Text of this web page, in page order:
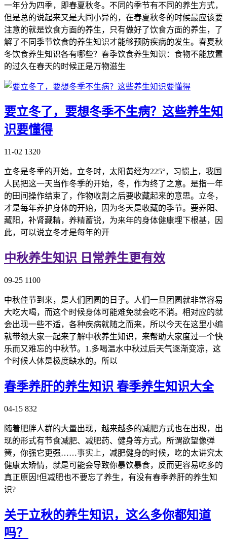
一年分为四季，即春夏秋冬。不同的季节有不同的养生方式，
但是总的说起来又是大同小异的，在春夏秋冬的时候最应该要
注意的就是饮食方面的养生，只有做好了饮食方面的养生，了
解了不同季节饮食的养生知识才能够预防疾病的发生。春夏秋
冬饮食养生知识各有哪些？春季饮食养生知识：食物不能放置
的过久在春天的时候正是万物滋生
要立冬了，要想冬季不生病？这些养生知
识要懂得
11-02 1320
立冬是冬季的开始，立冬时，太阳黄经为225°，习惯上，我国
人民把这一天当作冬季的开始，冬，作为终了之意。是指一年
的田间操作结束了，作物收割之后要收藏起来的意思。立冬，
才是每年养护身体的开始，因为冬天是收藏的季节。要养阳、
藏阳，补肾藏精，养精蓄锐，为来年的身体健康埋下根基，因
此，可以说立冬才是每年的开
中秋养生知识 日常养生更有效
09-25 1100
中秋佳节到来，是人们团圆的日子。人们一旦团圆就非常容易
大吃大喝，而这个时候身体可能难免就会吃不消。相对应的就
会出现一些不适，各种疾病就随之而来，所以今天在这里小编
就带领大家一起来了解中秋养生知识，来帮助大家度过一个快
乐而又难忘的中秋节。1.多喝温水中秋过后天气逐渐变凉，这
个时候人体是极度缺水的。所以
春季养肝的养生知识 春季养生知识大全
04-15 832
随着肥胖人群的大量出现，越来越多的减肥方式也在出现，出
现的形式有节食减肥、减肥药、健身等方式。所谓欲望像弹
簧，你强它更强……事实上，减肥健身的时候，吃的太讲究太
健康太矫情，就是可能会导致你暴饮暴食，反而更容易吃多的
真正原因!但减肥也不要忘了养生，有没有春季养肝的养生知
识?
关于立秋的养生知识，这么多你都知道
吗？